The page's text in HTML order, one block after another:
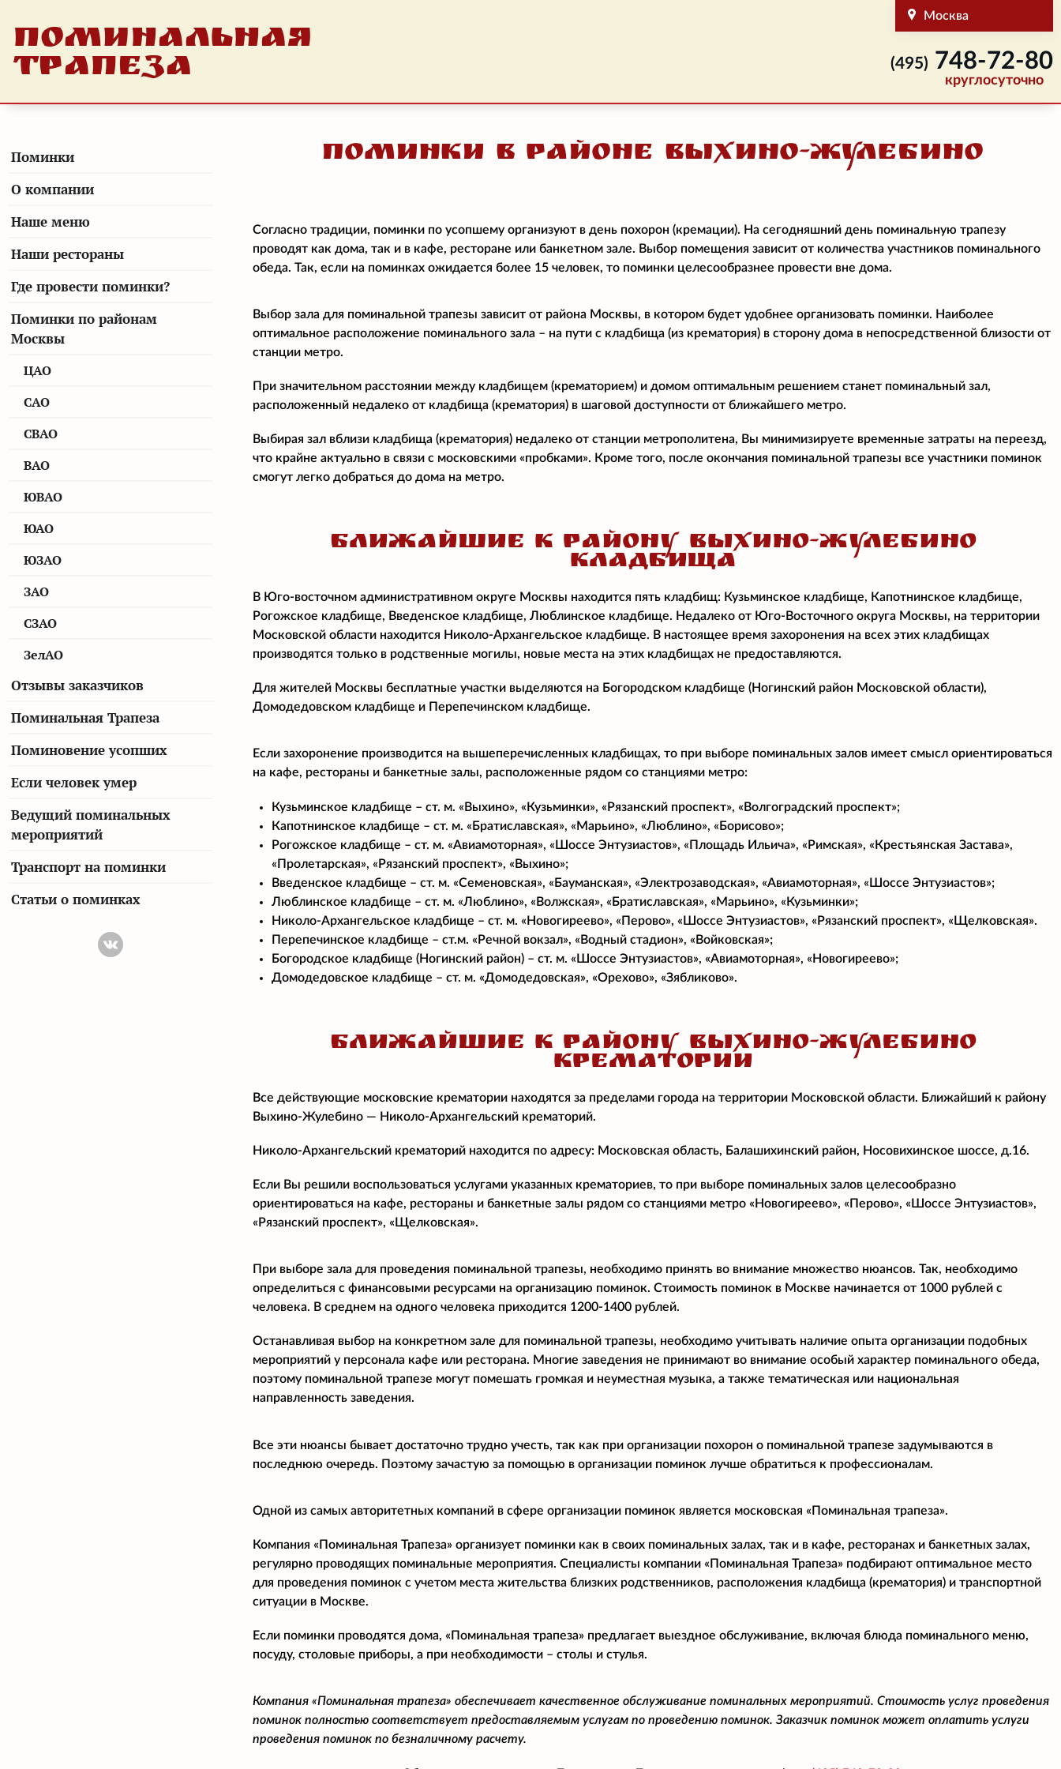
ПОМИНАЛЬНАЯ
ТРАПЕЗА
Москва
(495) 748-72-80
круглосуточно
Поминки
О компании
Наше меню
Наши рестораны
Где провести поминки?
Поминки по районам
Москвы
ЦАО
САО
СВАО
ВАО
ЮВАО
ЮАО
ЮЗАО
ЗАО
СЗАО
ЗелАО
Отзывы заказчиков
Поминальная Трапеза
Поминовение усопших
Если человек умер
Ведущий поминальных
мероприятий
Транспорт на поминки
Статьи о поминках
Поминки в районе Выхино-Жулебино
Согласно традиции, поминки по усопшему организуют в день похорон (кремации). На сегодняшний день поминальную трапезу
проводят как дома, так и в кафе, ресторане или банкетном зале. Выбор помещения зависит от количества участников поминального
обеда. Так, если на поминках ожидается более 15 человек, то поминки целесообразнее провести вне дома.
Выбор зала для поминальной трапезы зависит от района Москвы, в котором будет удобнее организовать поминки. Наиболее
оптимальное расположение поминального зала – на пути с кладбища (из крематория) в сторону дома в непосредственной близости от
станции метро.
При значительном расстоянии между кладбищем (крематорием) и домом оптимальным решением станет поминальный зал,
расположенный недалеко от кладбища (крематория) в шаговой доступности от ближайшего метро.
Выбирая зал вблизи кладбища (крематория) недалеко от станции метрополитена, Вы минимизируете временные затраты на переезд,
что крайне актуально в связи с московскими «пробками». Кроме того, после окончания поминальной трапезы все участники поминок
смогут легко добраться до дома на метро.
БЛИЖАЙШИЕ К РАЙОНУ ВЫХИНО-ЖУЛЕБИНО
КЛАДБИЩА
В Юго-восточном административном округе Москвы находится пять кладбищ: Кузьминское кладбище, Капотнинское кладбище,
Рогожское кладбище, Введенское кладбище, Люблинское кладбище. Недалеко от Юго-Восточного округа Москвы, на территории
Московской области находится Николо-Архангельское кладбище. В настоящее время захоронения на всех этих кладбищах
производятся только в родственные могилы, новые места на этих кладбищах не предоставляются.
Для жителей Москвы бесплатные участки выделяются на Богородском кладбище (Ногинский район Московской области),
Домодедовском кладбище и Перепечинском кладбище.
Если захоронение производится на вышеперечисленных кладбищах, то при выборе поминальных залов имеет смысл ориентироваться
на кафе, рестораны и банкетные залы, расположенные рядом со станциями метро:
Кузьминское кладбище – ст. м. «Выхино», «Кузьминки», «Рязанский проспект», «Волгоградский проспект»;
Капотнинское кладбище – ст. м. «Братиславская», «Марьино», «Люблино», «Борисово»;
Рогожское кладбище – ст. м. «Авиамоторная», «Шоссе Энтузиастов», «Площадь Ильича», «Римская», «Крестьянская Застава»,
«Пролетарская», «Рязанский проспект», «Выхино»;
Введенское кладбище – ст. м. «Семеновская», «Бауманская», «Электрозаводская», «Авиамоторная», «Шоссе Энтузиастов»;
Люблинское кладбище – ст. м. «Люблино», «Волжская», «Братиславская», «Марьино», «Кузьминки»;
Николо-Архангельское кладбище – ст. м. «Новогиреево», «Перово», «Шоссе Энтузиастов», «Рязанский проспект», «Щелковская».
Перепечинское кладбище – ст.м. «Речной вокзал», «Водный стадион», «Войковская»;
Богородское кладбище (Ногинский район) – ст. м. «Шоссе Энтузиастов», «Авиамоторная», «Новогиреево»;
Домодедовское кладбище – ст. м. «Домодедовская», «Орехово», «Зябликово».
БЛИЖАЙШИЕ К РАЙОНУ ВЫХИНО-ЖУЛЕБИНО
КРЕМАТОРИИ
Все действующие московские крематории находятся за пределами города на территории Московской области. Ближайший к району
Выхино-Жулебино — Николо-Архангельский крематорий.
Николо-Архангельский крематорий находится по адресу: Московская область, Балашихинский район, Носовихинское шоссе, д.16.
Если Вы решили воспользоваться услугами указанных крематориев, то при выборе поминальных залов целесообразно
ориентироваться на кафе, рестораны и банкетные залы рядом со станциями метро «Новогиреево», «Перово», «Шоссе Энтузиастов»,
«Рязанский проспект», «Щелковская».
При выборе зала для проведения поминальной трапезы, необходимо принять во внимание множество нюансов. Так, необходимо
определиться с финансовыми ресурсами на организацию поминок. Стоимость поминок в Москве начинается от 1000 рублей с
человека. В среднем на одного человека приходится 1200-1400 рублей.
Останавливая выбор на конкретном зале для поминальной трапезы, необходимо учитывать наличие опыта организации подобных
мероприятий у персонала кафе или ресторана. Многие заведения не принимают во внимание особый характер поминального обеда,
поэтому поминальной трапезе могут помешать громкая и неуместная музыка, а также тематическая или национальная
направленность заведения.
Все эти нюансы бывает достаточно трудно учесть, так как при организации похорон о поминальной трапезе задумываются в
последнюю очередь. Поэтому зачастую за помощью в организации поминок лучше обратиться к профессионалам.
Одной из самых авторитетных компаний в сфере организации поминок является московская «Поминальная трапеза».
Компания «Поминальная Трапеза» организует поминки как в своих поминальных залах, так и в кафе, ресторанах и банкетных залах,
регулярно проводящих поминальные мероприятия. Специалисты компании «Поминальная Трапеза» подбирают оптимальное место
для проведения поминок с учетом места жительства близких родственников, расположения кладбища (крематория) и транспортной
ситуации в Москве.
Если поминки проводятся дома, «Поминальная трапеза» предлагает выездное обслуживание, включая блюда поминального меню,
посуду, столовые приборы, а при необходимости – столы и стулья.
Компания «Поминальная трапеза» обеспечивает качественное обслуживание поминальных мероприятий. Стоимость услуг проведения
поминок полностью соответствует предоставляемым услугам по проведению поминок. Заказчик поминок может оплатить услуги
проведения поминок по безналичному расчету.